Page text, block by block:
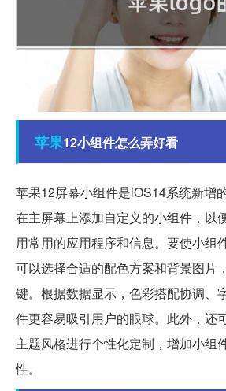
苹果12小组件怎么弄好看
苹果12屏幕小组件是iOS14系统新增
在主屏幕上添加自定义的小组件，以
用常用的应用程序和信息。要使小组
可以选择合适的配色方案和背景图片
键。根据数据显示，色彩搭配协调、
件更容易吸引用户的眼球。此外，还
主题风格进行个性化定制，增加小组
性。